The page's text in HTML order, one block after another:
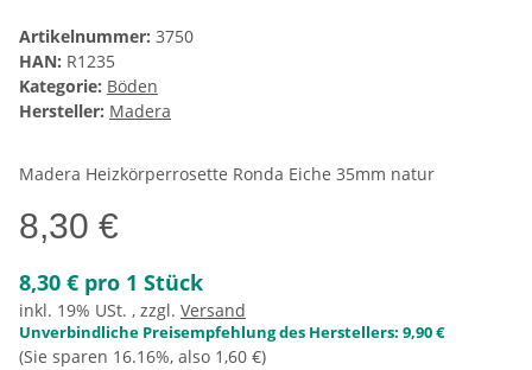
Artikelnummer: 3750
HAN: R1235
Kategorie: Böden
Hersteller: Madera
Madera Heizkörperrosette Ronda Eiche 35mm natur
8,30 €
8,30 € pro 1 Stück
inkl. 19% USt. , zzgl. Versand
Unverbindliche Preisempfehlung des Herstellers: 9,90 €
(Sie sparen 16.16%, also 1,60 €)